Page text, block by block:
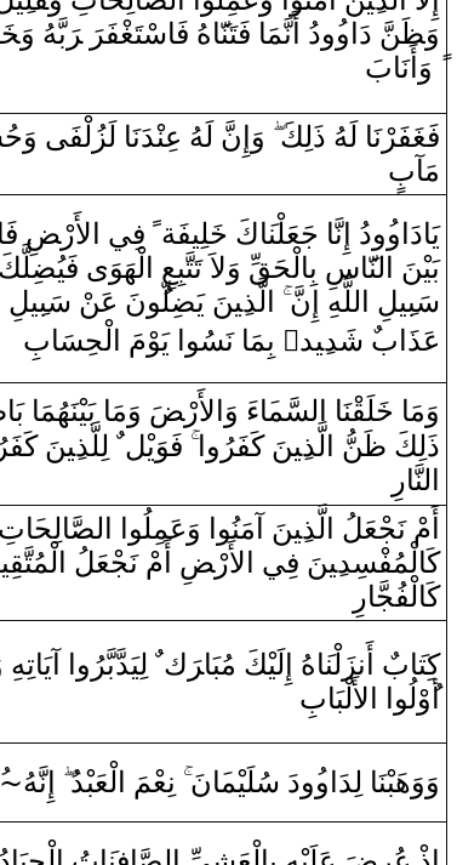
‌وَ‍ظَ‍‍نّ َ ‌دَ‌ا‌و‍ُ‍‌و‌دُ‌ ‌أَنَّ‍‍مَا‌ فَتَ‍‍نّ‍‍َ‍اهُ فَاسْتَ‍‍غْ‍‍فَ‍رَ ‌ ‌‍رَبَّ‍‍هُ ‌وَ‍خَ‍
‌ ‌وَ‌أَنَابَ
فَ‍‍غَ‍‍فَرْنَا‌ لَ‍‍هُ ‌ذَلِكَ ‌وَ‌إِ نّ َ لَ‍‍هُ عِ‍‌‍نْ‍‍دَنَا‌ لَزُلْفَى‌
مَآبٍ
يَا‌دَ‌ا‌و‍ُ‍‌و‌دُ‌ ‌إِنَّ‍‍ا‌ جَعَلْن‍‍َ‍اكَ خَ‍‍لِيفَة‌ً ‌ فِي لأَ‌رْ‍ضِ
بَ‍‍يْ‍‍نَ ل‍‍نّ‍‍َ‍اسِ بِ‍الْحَ‍‍قِّ ‌وَلاَ‌ تَتَّبِعِ لْهَوَ‌ى‌ فَيُ‍‍ضِ‍
سَب‍‍ِ‍ي‍‍لِ للَّ‍‍هِ ‌إِ نَّ لَّذ‍ِ‍ي‍‍نَ يَ‍‍ضِ‍‍لّ‍‍ُ‍ونَ عَ‍‌‍ن ْ سَب‍‍ِ‍ي‍‍لِ
عَذ ب‌ ‌ شَد‍ِ‍ي‍‍د‌ٌ ‌ بِمَا‌ نَسُو ‌ يَ‍‍وْمَ لْحِسَابِ
وَمَا‌ خَ‍‍لَ‍‍قْ‍‍نَا‌ ل‍‍سَّم‍‍َ‍ا‌ءَ‌ ‌وَ لأَ‌رْ‍ضَ ‌وَمَا‌ بَيْنَهُمَا‌ بَا
‌ذَلِكَ ظَ‍‍نّ لَّذ‍ِ‍ي‍‍نَ كَفَرُ‌و ‌ا‌ فَوَيْ‍‍لٌ ‌ لِلَّذ‍ِ‍ي‍‍نَ
ل‍‍نَّ‍‍ا‌ر
أَمْ نَ‍‍جْ‍‍عَلُ لَّذ‍ِ‍ي‍‍نَ ‌آمَنُو ‌ ‌وَعَمِلُو ل‍‍صَّ‍‍الِح‍‍َ‍اتِ
كَالْمُفْسِد‍ِ‍ي‍‍نَ فِي لأَ‌رْ‍ضِ ‌أَمْ نَ‍‍جْ‍‍عَلُ لْمُتَّ‍‍قِ‍‍ي‍
كَالْفُجَّا‌ر
كِت‍‍َ‍ابٌ ‌أَ‌ ن‍‍زَلْن‍‍َ‍اهُ ‌إِلَ‍‍يْ‍‍كَ مُبَا‌‍رَ كٌ ‌ لِيَدَّبَّرُ ‌و ‌ ‌آيَاتِ‍‍هِ
‌أ ‌وْلُو لأَلْبَابِ
وَ‌وَهَ‍‍بْ‍‍نَا‌ لِدَ‌ا‌و‍ُ‍‌و‌دَ‌ سُلَيْم‍‍َ‍انَ نِعْمَ لْعَ‍‍بْ‍‍دُ‌ ‌إِنَّ‍‍هُ~ُ